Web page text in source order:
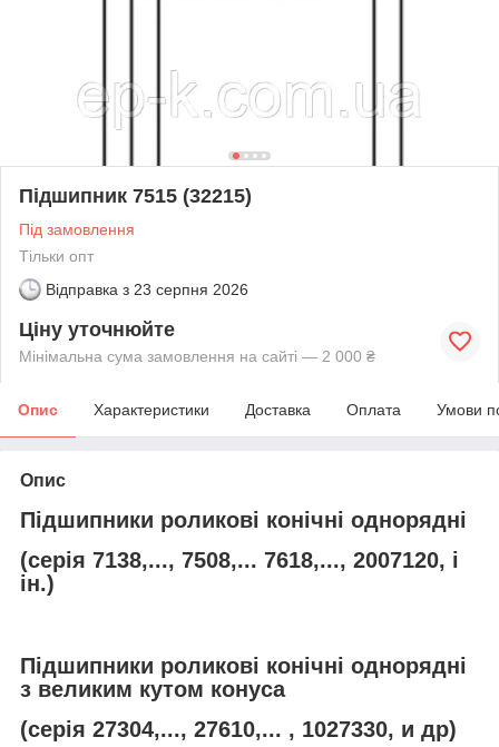
Підшипник 7515 (32215)
Під замовлення
Тільки опт
Відправка з 23 серпня 2026
Ціну уточнюйте
Мінімальна сума замовлення на сайті — 2 000 ₴
Опис Характеристики Доставка Оплата Умови
Опис
Підшипники роликові конічні однорядні
(серія 7138,..., 7508,... 7618,..., 2007120, і
ін.)
Підшипники роликові конічні однорядні
з великим кутом конуса
(серія 27304,..., 27610,... , 1027330, и др)